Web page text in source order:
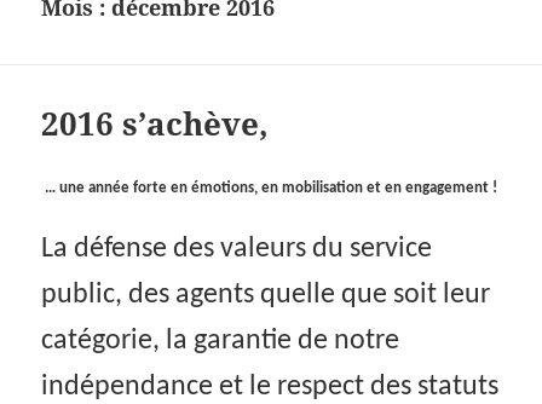
Mois :décembre 2016
2016 s’achève,
… une année forte en émotions, en mobilisation et en engagement !
La défense des valeurs du service
public, des agents quelle que soit leur
catégorie, la garantie de notre
indépendance et le respect des statuts